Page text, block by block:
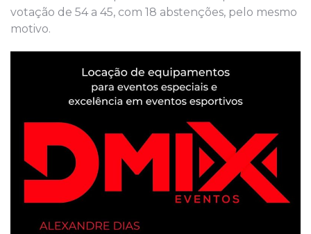
votação de 54 a 45, com 18 abstenções, pelo mesmo
motivo.